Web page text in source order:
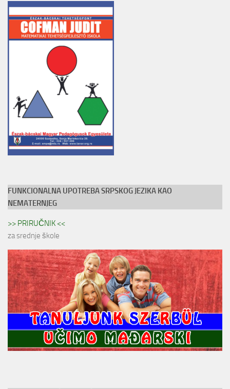
FUNKCIONALNA UPOTREBA SRPSKOG JEZIKA KAO
NEMATERNJEG
>> PRIRUČNIK <<
za srednje škole